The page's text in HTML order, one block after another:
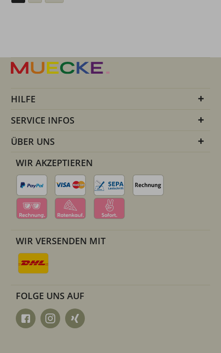
HILFE
SERVICE INFOS
ÜBER UNS
WIR AKZEPTIEREN
WIR VERSENDEN MIT
FOLGE UNS AUF